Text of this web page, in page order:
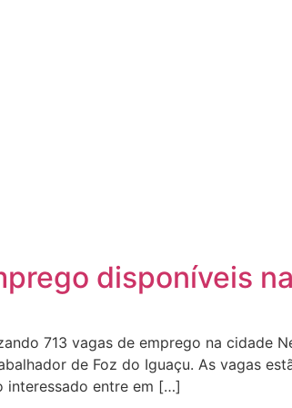
disponíveis
713 vagas de emprego na cidade
de Foz do Iguaçu. As vagas
interessado entre em […]